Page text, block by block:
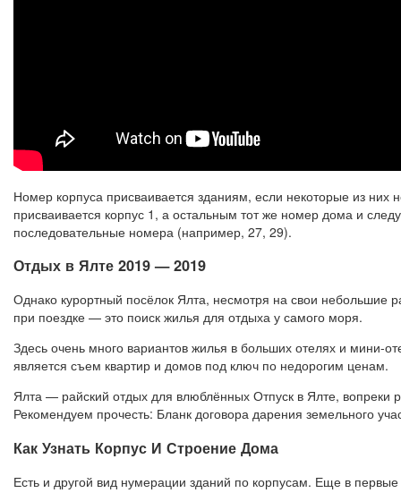
Номер корпуса присваивается зданиям, если некоторые из
присваивается корпус 1, а остальным тот же номер дома и
последовательные номера (например, 27, 29).
Отдых в Ялте 2019 — 2019
Однако курортный посёлок Ялта, несмотря на свои небольшие
при поездке — это поиск жилья для отдыха у самого моря.
Здесь очень много вариантов жилья в больших отелях и мини-
является съем квартир и домов под ключ по недорогим ценам.
Ялта — райский отдых для влюблённых Отпуск в Ялте, вопреки
Рекомендуем прочесть: Бланк договора дарения земельного
Как Узнать Корпус И Строение Дома
Есть и другой вид нумерации зданий по корпусам. Еще в